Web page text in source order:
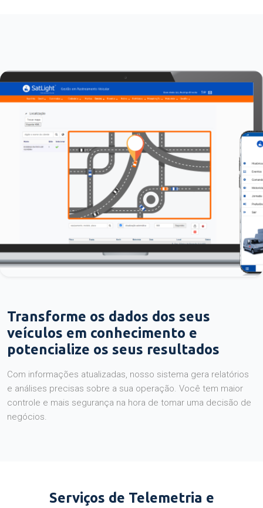
Transforme os dados dos seus
veículos em conhecimento e
potencialize os seus resultados
Com informações atualizadas, nosso sistema gera relatórios
e análises precisas sobre a sua operação. Você tem maior
controle e mais segurança na hora de tomar uma decisão de
negócios.
Serviços de Telemetria e